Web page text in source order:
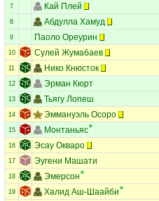
7 Кай Плей
8 Абдулла Хамуд
9 Паоло Ореурин
10 Сулей Жумабаев
11 Нико Кнюсток
12 Эрман Кюрт
13 Тьягу Лопеш
14 Эммануэль Осоро
15 Монтаньяс
16 Эсау Окваро
17 Эугени Машати
18 Эмерсон
19 Халид Аш-Шаайби